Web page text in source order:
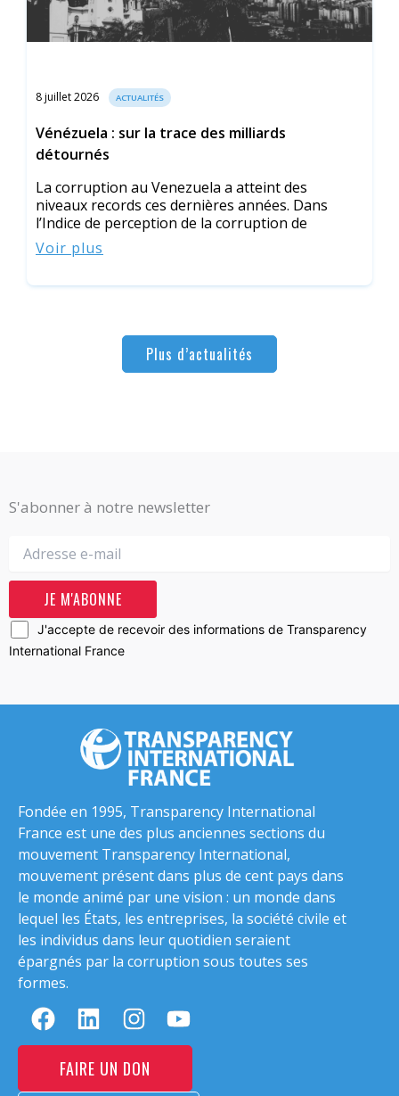
8 juillet 2026 ACTUALITÉS
Vénézuela : sur la trace des milliards
détournés
La corruption au Venezuela a atteint des
niveaux records ces dernières années. Dans
l’Indice de perception de la corruption de
Voir plus
Plus d’actualités
S'abonner à notre newsletter
J'accepte de recevoir des informations de Transparency
International France
Fondée en 1995, Transparency International
France est une des plus anciennes sections du
mouvement Transparency International,
mouvement présent dans plus de cent pays dans
le monde animé par une vision : un monde dans
lequel les États, les entreprises, la société civile et
les individus dans leur quotidien seraient
épargnés par la corruption sous toutes ses
formes.
FAIRE UN DON